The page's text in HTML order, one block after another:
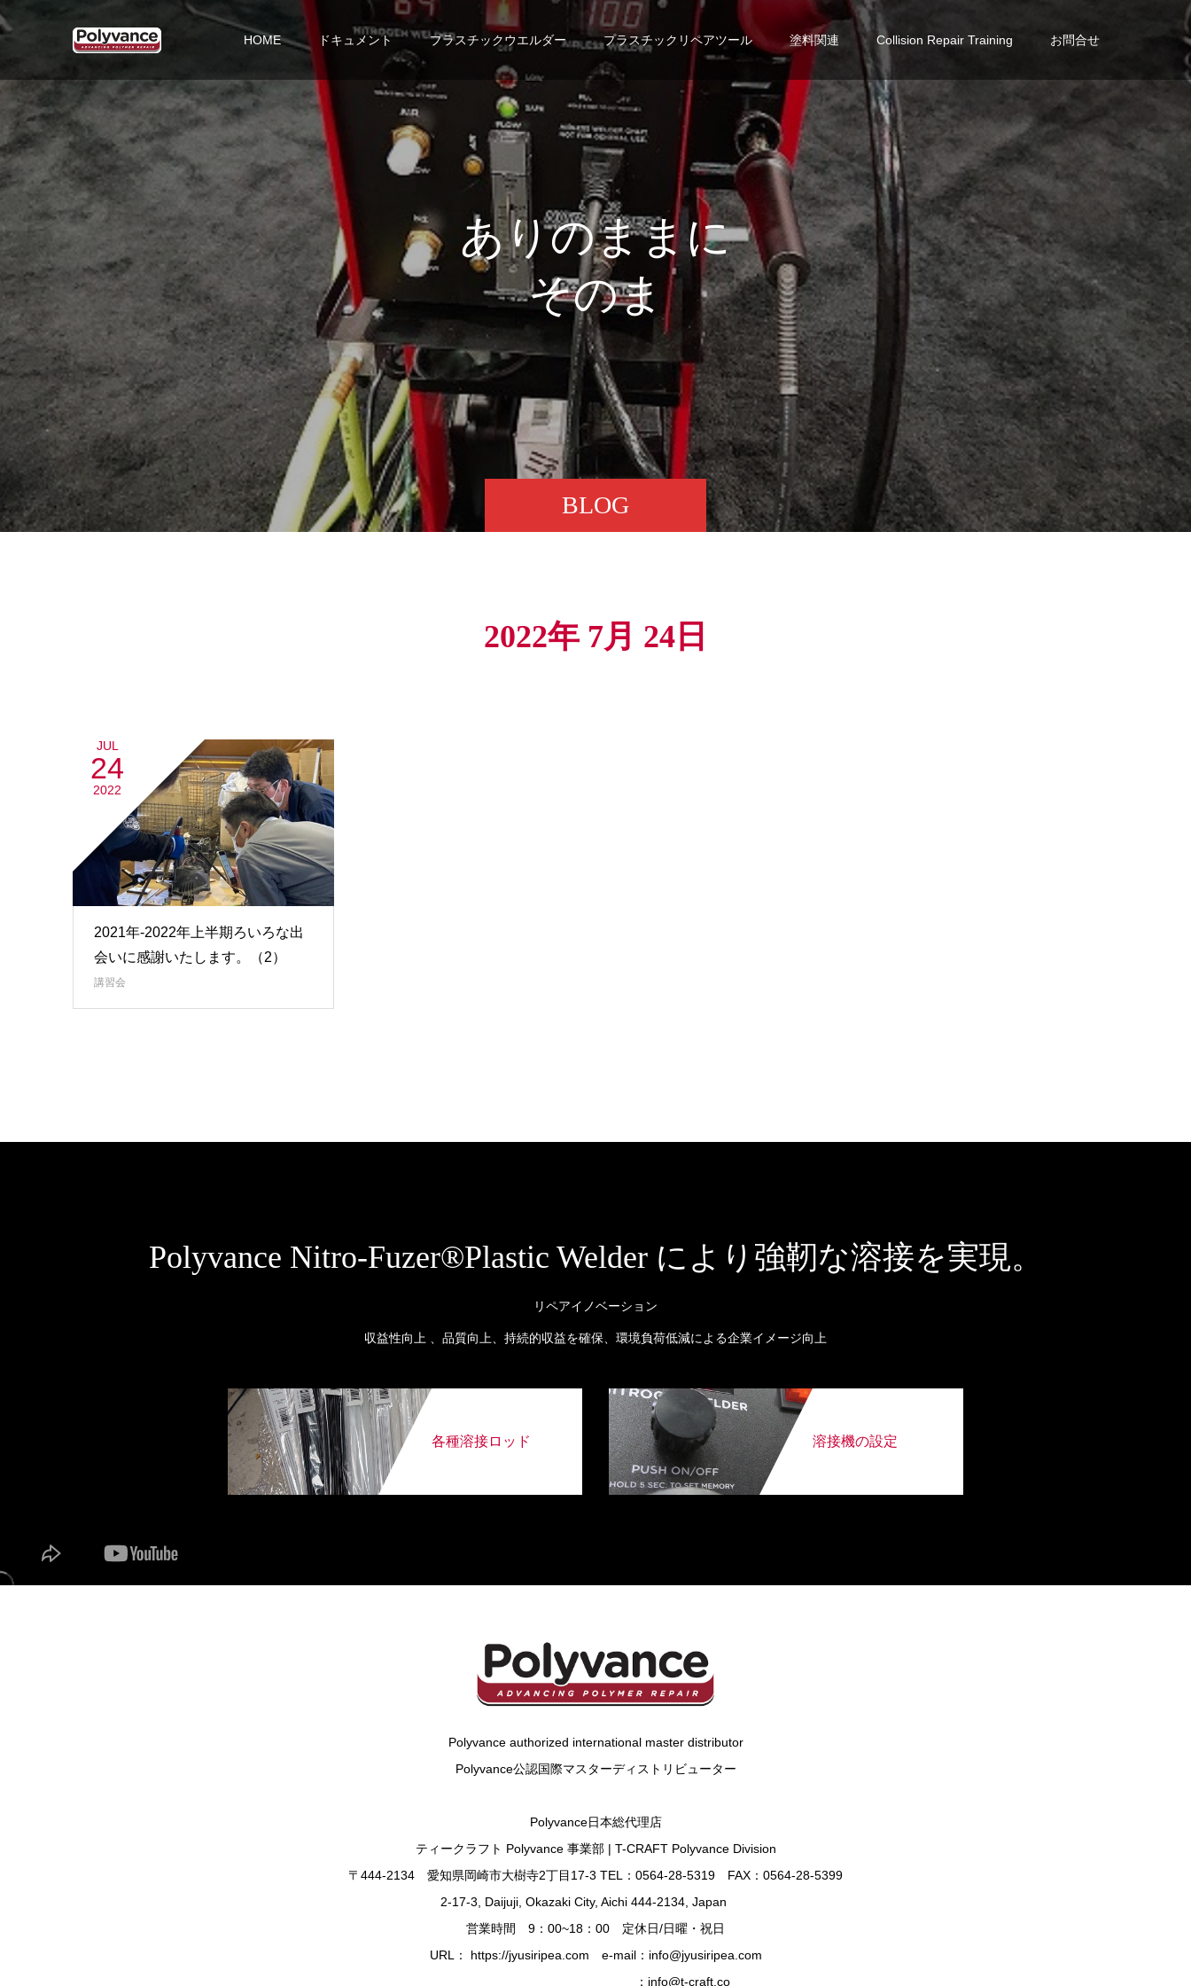
HOME ドキュメント プラスチックウエルダー プラスチックリペアツール 塗料関連 Collision Repair Training お問合せ
BLOG
ありのままに
そのまま に
2022年 7月 24日
JUL
24
2022
2021年-2022年上半期ろいろな出
会いに感謝いたします。（2）
講習会
Polyvance Nitro-Fuzer®Plastic Welder により強靭な溶接を実現。
リペアイノベーション
収益性向上 、品質向上、持続的収益を確保、環境負荷低減による企業イメージ向上
各種溶接ロッド 溶接機の設定
Polyvance authorized international master distributor
Polyvance公認国際マスターディストリビューター
Polyvance日本総代理店
ティークラフト Polyvance 事業部 | T-CRAFT Polyvance Division
〒444-2134 愛知県岡崎市大樹寺2丁目17-3 TEL：0564-28-5319 FAX：0564-28-5399
2-17-3, Daijuji, Okazaki City, Aichi 444-2134, Japan
営業時間 9：00~18：00 定休日/日曜・祝日
URL： https://jyusiripea.com e-mail：info@jyusiripea.com
：info@t-craft.co